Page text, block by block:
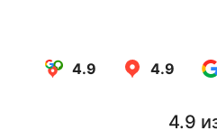
4.9 4.9
4.9